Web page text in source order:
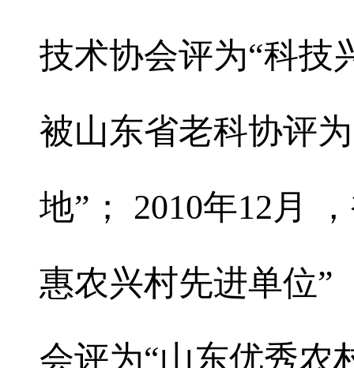
技术协会评为“科技
被山东省老科协评
地”； 2010年12月
惠农兴村先进单位”
会评为“山东优秀农